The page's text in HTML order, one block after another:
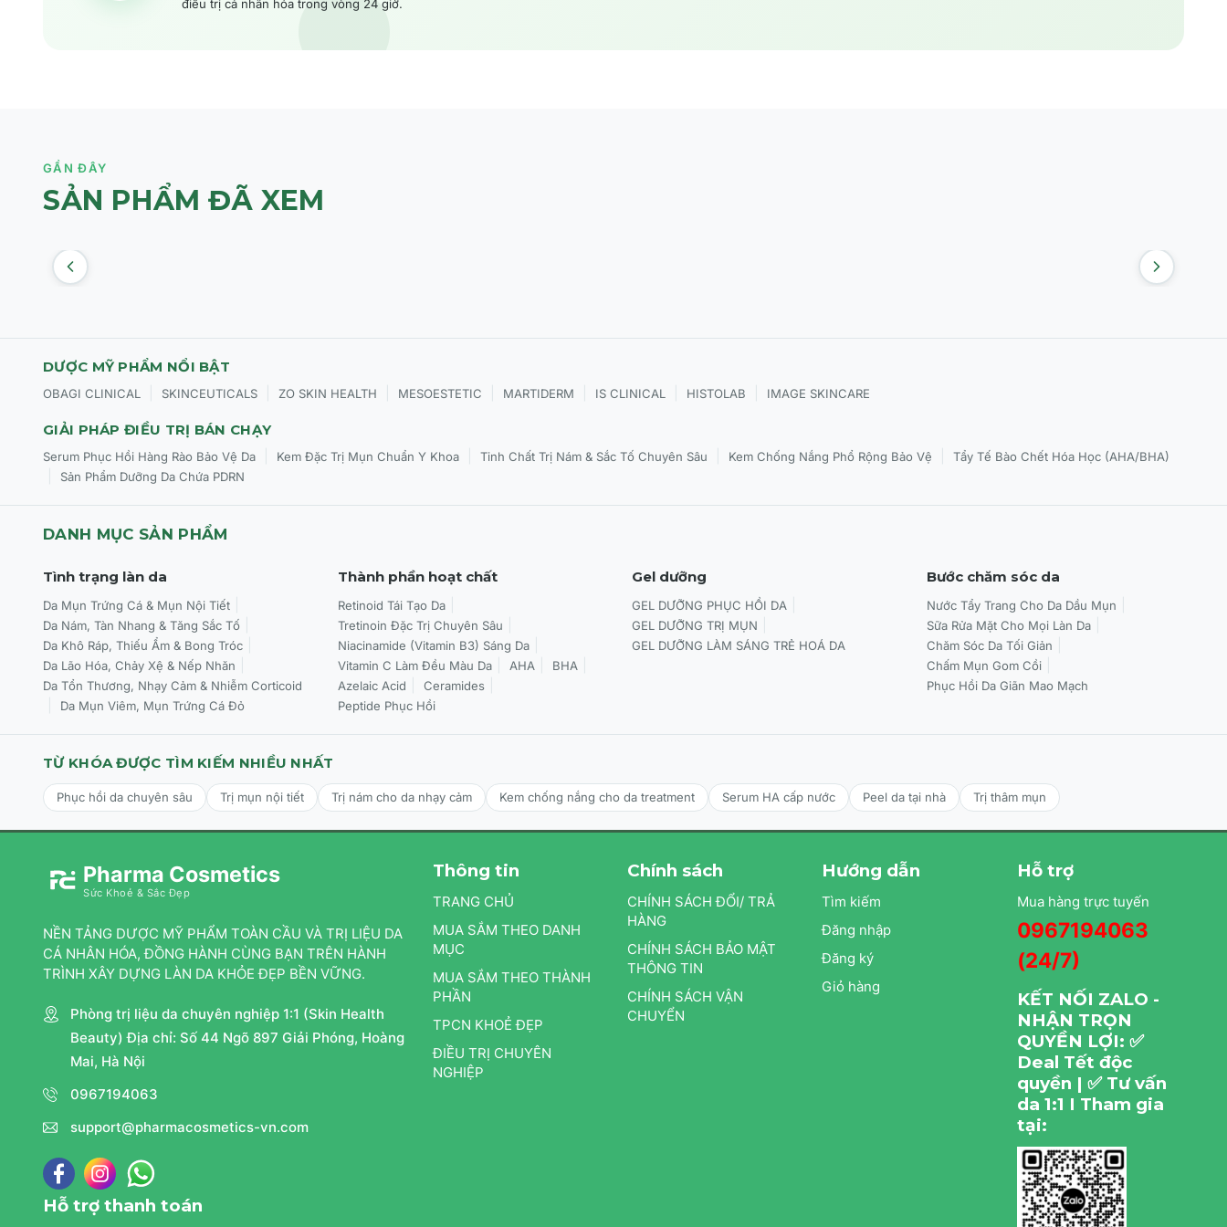
điều trị cá nhân hóa trong vòng 24 giờ.
GẦN ĐÂY
SẢN PHẨM ĐÃ XEM
DƯỢC MỸ PHẨM NỔI BẬT
OBAGI CLINICAL SKINCEUTICALS ZO SKIN HEALTH MESOESTETIC MARTIDERM IS CLINICAL HISTOLAB IMAGE SKINCARE
GIẢI PHÁP ĐIỀU TRỊ BÁN CHẠY
Serum Phục Hồi Hàng Rào Bảo Vệ Da Kem Đặc Trị Mụn Chuẩn Y Khoa Tinh Chất Trị Nám & Sắc Tố Chuyên Sâu Kem Chống Nắng Phổ Rộng Bảo Vệ Tẩy Tế Bào Chết Hóa Học (AHA/BHA)
Sản Phẩm Dưỡng Da Chứa PDRN
DANH MỤC SẢN PHẨM
Tình trạng làn da
Da Mụn Trứng Cá & Mụn Nội Tiết
Da Nám, Tàn Nhang & Tăng Sắc Tố
Da Khô Ráp, Thiếu Ẩm & Bong Tróc
Da Lão Hóa, Chảy Xệ & Nếp Nhăn
Da Tổn Thương, Nhạy Cảm & Nhiễm Corticoid
Da Mụn Viêm, Mụn Trứng Cá Đỏ
Thành phần hoạt chất
Retinoid Tái Tạo Da
Tretinoin Đặc Trị Chuyên Sâu
Niacinamide (Vitamin B3) Sáng Da
Vitamin C Làm Đều Màu Da
AHA
BHA
Azelaic Acid
Ceramides
Peptide Phục Hồi
Gel dưỡng
GEL DƯỠNG PHỤC HỒI DA
GEL DƯỠNG TRỊ MỤN
GEL DƯỠNG LÀM SÁNG TRẺ HOÁ DA
Bước chăm sóc da
Nước Tẩy Trang Cho Da Dầu Mụn
Sữa Rửa Mặt Cho Mọi Làn Da
Chăm Sóc Da Tối Giản
Chấm Mụn Gom Cồi
Phục Hồi Da Giãn Mao Mạch
TỪ KHÓA ĐƯỢC TÌM KIẾM NHIỀU NHẤT
Phục hồi da chuyên sâu Trị mụn nội tiết Trị nám cho da nhạy cảm Kem chống nắng cho da treatment Serum HA cấp nước Peel da tại nhà Trị thâm mụn
Pharma Cosmetics
Sức Khoẻ & Sắc Đẹp
NỀN TẢNG DƯỢC MỸ PHẨM TOÀN CẦU VÀ TRỊ LIỆU DA
CÁ NHÂN HÓA, ĐỒNG HÀNH CÙNG BẠN TRÊN HÀNH
TRÌNH XÂY DỰNG LÀN DA KHỎE ĐẸP BỀN VỮNG.
Phòng trị liệu da chuyên nghiệp 1:1 (Skin Health
Beauty) Địa chỉ: Số 44 Ngõ 897 Giải Phóng, Hoàng
Mai, Hà Nội
0967194063
support@pharmacosmetics-vn.com
Hỗ trợ thanh toán
Thông tin
TRANG CHỦ
MUA SẮM THEO DANH
MỤC
MUA SẮM THEO THÀNH
PHẦN
TPCN KHOẺ ĐẸP
ĐIỀU TRỊ CHUYÊN
NGHIỆP
Chính sách
CHÍNH SÁCH ĐỔI/ TRẢ
HÀNG
CHÍNH SÁCH BẢO MẬT
THÔNG TIN
CHÍNH SÁCH VẬN
CHUYỂN
Hướng dẫn
Tìm kiếm
Đăng nhập
Đăng ký
Giỏ hàng
Hỗ trợ
Mua hàng trực tuyến
0967194063
(24/7)
KẾT NỐI ZALO -
NHẬN TRỌN
QUYỀN LỢI: ✅
Deal Tết độc
quyền | ✅ Tư vấn
da 1:1 I Tham gia
tại: